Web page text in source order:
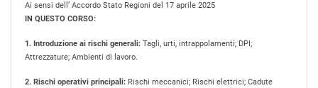
Ai sensi dell’ Accordo Stato Regioni del 17 aprile 2025
IN QUESTO CORSO:
1. Introduzione ai rischi generali: Tagli, urti, intrappolamenti; DPI;
Attrezzature; Ambienti di lavoro.
2. Rischi operativi principali: Rischi meccanici; Rischi elettrici; Cadute